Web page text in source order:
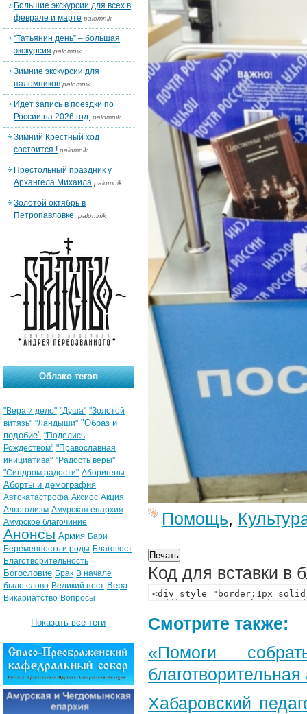
Помощь,
Код для вставки в
Смотрите также:
«Помоги
Хабаровский
Большие экскурсии для всех в
феврале и марте palomnik
“Татьянин день” – большая
экскурсия palomnik
Зимние экскурсии для
паломников palomnik
Идет запись в поездки по
России на 2026 год. palomnik
Зимний Крестный ход
состоится ! palomnik
Престольный праздник у
Архангела Михаила palomnik
Золотой октябрь в
Петропавловке. palomnik
Облако тегов
"Вера и дело" "Душа" "Золотой
витязь" "Ландыши" "Образ и
подобие" "Поделись
Рождеством" "Православная
инициатива" "Радость веры"
"Синдром радости" Аборигены
Аборты и демография
Автокатастрофа Аксиос Акция
Алкоголизм Амурская епархия
Амурское благочиние
Анонсы Армия Бари
Беременность и роды Благовест
Благотворительность
Богословие Брак В начале
было слово Великий пост Вера
Викариатство Вопросы
Показать все теги